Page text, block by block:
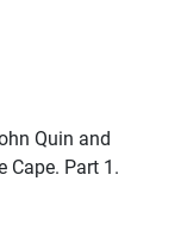
Quin and
Cape. Part 1.